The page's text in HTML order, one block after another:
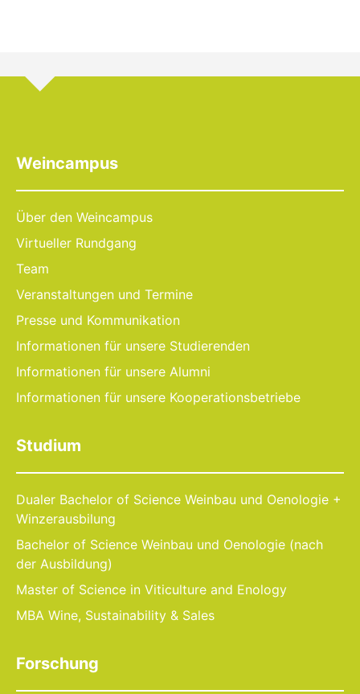
Weincampus
Über den Weincampus
Virtueller Rundgang
Team
Veranstaltungen und Termine
Presse und Kommunikation
Informationen für unsere Studierenden
Informationen für unsere Alumni
Informationen für unsere Kooperationsbetriebe
Studium
Dualer Bachelor of Science Weinbau und Oenologie +
Winzerausbilung
Bachelor of Science Weinbau und Oenologie (nach
der Ausbildung)
Master of Science in Viticulture and Enology
MBA Wine, Sustainability & Sales
Forschung